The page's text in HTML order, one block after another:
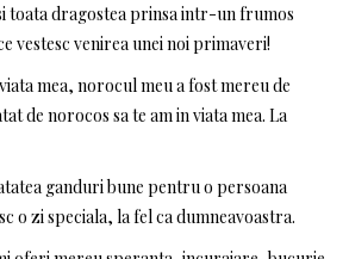
toata dragostea prinsa intr-un frumos
vestesc venirea unei noi primaveri!
mea, norocul meu a fost mereu de
de norocos sa te am in viata mea. La
ganduri bune pentru o persoana
o zi speciala, la fel ca dumneavoastra.